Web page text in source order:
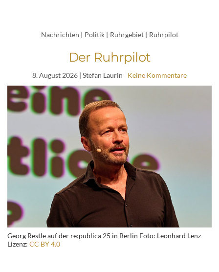
Nachrichten | Politik | Ruhrgebiet | Ruhrpilot
Der Ruhrpilot
8. August 2026 | Stefan Laurin Keine Kommentare
Georg Restle auf der re:publica 25 in Berlin Foto: Leonhard Lenz
Lizenz: CC BY 4.0